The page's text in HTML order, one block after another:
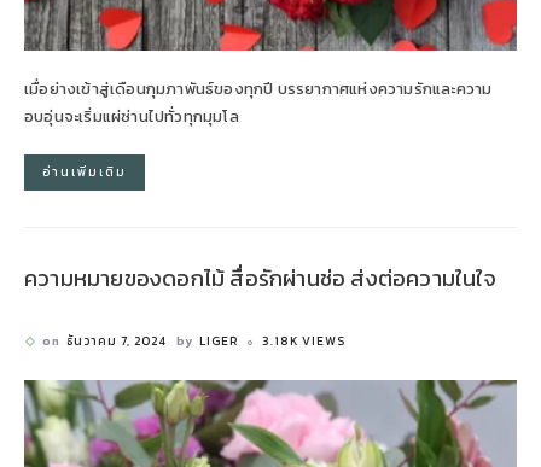
เมื่อย่างเข้าสู่เดือนกุมภาพันธ์ของทุกปี บรรยากาศแห่งความรักและความ
อบอุ่นจะเริ่มแผ่ซ่านไปทั่วทุกมุมโล
อ่านเพิ่มเติม
ความหมายของดอกไม้ สื่อรักผ่านช่อ ส่งต่อความในใจ
on ธันวาคม 7, 2024 by LIGER 3.18K VIEWS